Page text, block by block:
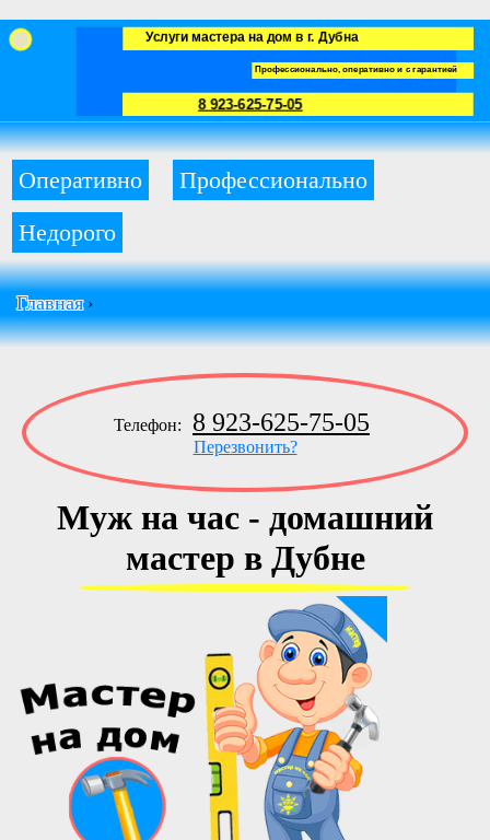
Услуги мастера на дом в г. Дубна
Профессионально, оперативно и с гарантией
8 923-625-75-05
Оперативно
Профессионально
Недорого
Главная›
Телефон: 8 923-625-75-05
Перезвонить?
Муж на час - домашний
мастер в Дубне